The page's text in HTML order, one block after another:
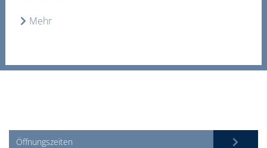
Mehr
Öffnungszeiten